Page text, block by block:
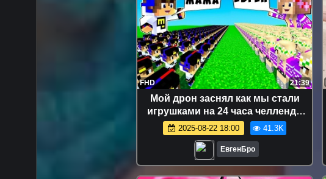
FHD 21:39
Мой дрон заснял как мы стали
игрушками на 24 часа челлендж
сломанный мод в майнкрафт!
девушка новичок видео minecraft
2025-08-22 18:00 41.3K
ЕвгенБро